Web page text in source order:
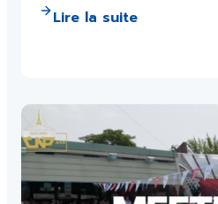
Lire la suite